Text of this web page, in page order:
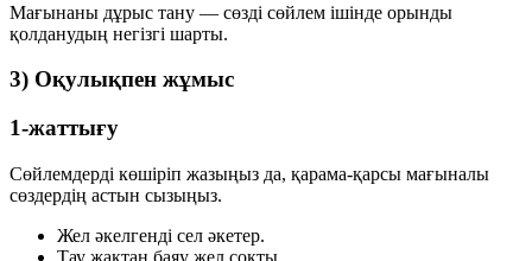
Мағынаны дұрыс тану — сөзді сөйлем ішінде орынды
қолданудың негізгі шарты.
3) Оқулықпен жұмыс
1-жаттығу
Сөйлемдерді көшіріп жазыңыз да, қарама-қарсы мағыналы
сөздердің астын сызыңыз.
Жел әкелгенді сел әкетер.
Тау жақтан баяу жел соқты.